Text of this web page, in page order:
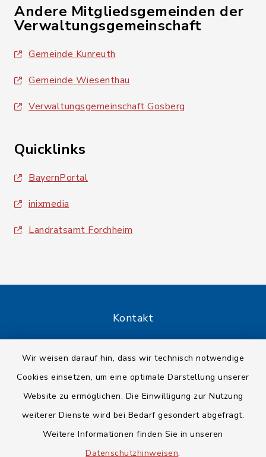
Wir weisen darauf hin, dass wir technisch notwendige
Cookies einsetzen, um eine optimale Darstellung unserer
Website zu ermöglichen. Die Einwilligung zur Nutzung
weiterer Dienste wird bei Bedarf gesondert abgefragt.
Weitere Informationen finden Sie in unseren
Datenschutzhinweisen.
Andere Mitgliedsgemeinden der
Verwaltungsgemeinschaft
Gemeinde Kunreuth
Gemeinde Wiesenthau
Verwaltungsgemeinschaft Gosberg
Quicklinks
BayernPortal
inixmedia
Landratsamt Forchheim
Kontakt
Datenschutz
Impressum
Sitemap